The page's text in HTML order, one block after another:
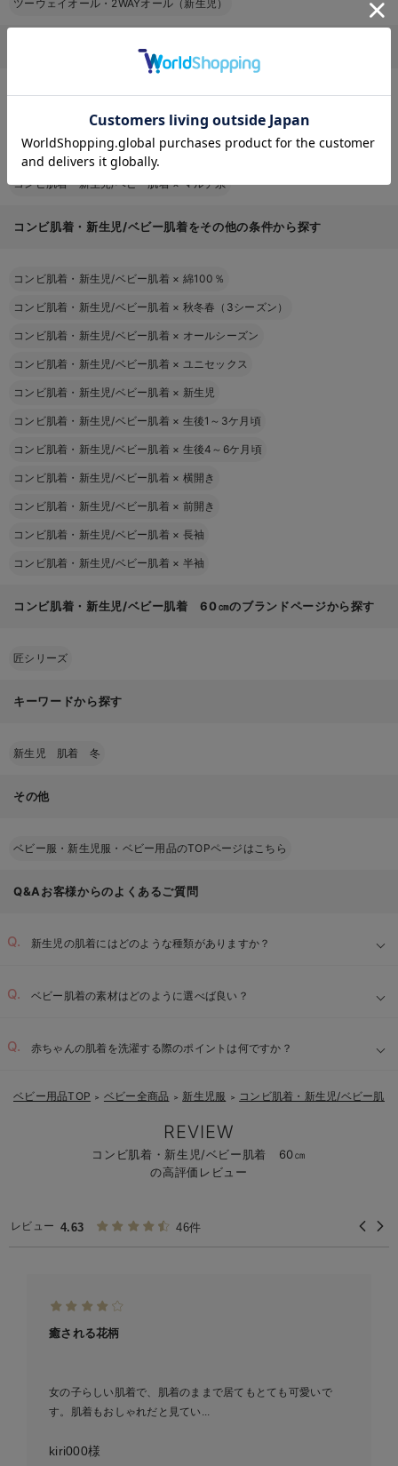
ツーウェイオール・2WAYオール（新生児）
カラーから探す（コンビ肌着・新生児/ベビー肌着）
コンビ肌着・新生児/ベビー肌着 ×ホワイト系
コンビ肌着・新生児/ベビー肌着 ×グレー系
コンビ肌着・新生児/ベビー肌着 ベージュ系
コンビ肌着・新生児/ベビー肌着 ×マルチ系
コンビ肌着・新生児/ベビー肌着をその他の条件から探す
コンビ肌着・新生児/ベビー肌着 × 綿100％
コンビ肌着・新生児/ベビー肌着 × 秋冬春（3シーズン）
コンビ肌着・新生児/ベビー肌着 × オールシーズン
コンビ肌着・新生児/ベビー肌着 × ユニセックス
コンビ肌着・新生児/ベビー肌着 × 新生児
コンビ肌着・新生児/ベビー肌着 × 生後1～3ケ月頃
コンビ肌着・新生児/ベビー肌着 × 生後4～6ケ月頃
コンビ肌着・新生児/ベビー肌着 × 横開き
コンビ肌着・新生児/ベビー肌着 × 前開き
コンビ肌着・新生児/ベビー肌着 × 長袖
コンビ肌着・新生児/ベビー肌着 × 半袖
コンビ肌着・新生児/ベビー肌着 60㎝のブランドページから探す
匠シリーズ
キーワードから探す
新生児 肌着 冬
その他
ベビー服・新生児服・ベビー用品のTOPページはこちら
Q&Aお客様からのよくあるご質問
新生児の肌着にはどのような種類がありますか？
ベビー肌着の素材はどのように選べば良い？
赤ちゃんの肌着を洗濯する際のポイントは何ですか？
お気に入り商品を確認する
ベビー用品TOP ＞ ベビー全商品 ＞ 新生児服 ＞ コンビ肌着・新生児/ベビー肌着
REVIEW
コンビ肌着・新生児/ベビー肌着 60㎝
の高評価レビュー
レビュー 4.63 46件
癒される花柄
女の子らしい肌着で、肌着のままで居てもとても可愛いで
す。肌着もおしゃれだと見てい...
kiri000様